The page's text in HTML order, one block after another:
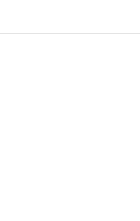
konten